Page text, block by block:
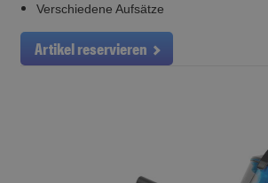
Verschiedene Aufsätze
Artikel reservieren